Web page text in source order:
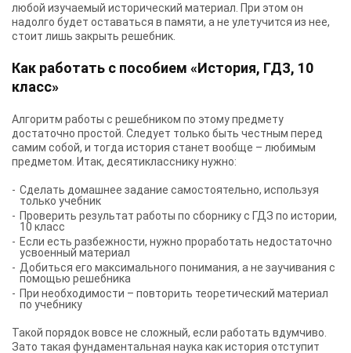
любой изучаемый исторический материал. При этом он
надолго будет оставаться в памяти, а не улетучится из нее,
стоит лишь закрыть решебник.
Как работать с пособием «История, ГДЗ, 10
класс»
Алгоритм работы с решебником по этому предмету
достаточно простой. Следует только быть честным перед
самим собой, и тогда история станет вообще – любимым
предметом. Итак, десятикласснику нужно:
Сделать домашнее задание самостоятельно, используя
только учебник
Проверить результат работы по сборнику с ГДЗ по истории,
10 класс
Если есть разбежности, нужно проработать недостаточно
усвоенный материал
Добиться его максимального понимания, а не заучивания с
помощью решебника
При необходимости – повторить теоретический материал
по учебнику
Такой порядок вовсе не сложный, если работать вдумчиво.
Зато такая фундаментальная наука как история отступит